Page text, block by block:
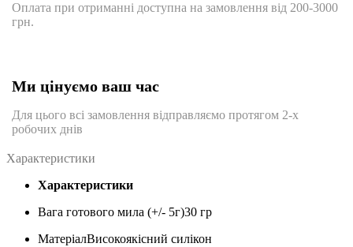
Оплата при отриманні доступна на замовлення від 200-3000
грн.
Ми цінуємо ваш час
Для цього всі замовлення відправляємо протягом 2-х
робочих днів
Характеристики
Характеристики
Вага готового мила (+/- 5г)30 гр
МатеріалВисокоякісний силікон